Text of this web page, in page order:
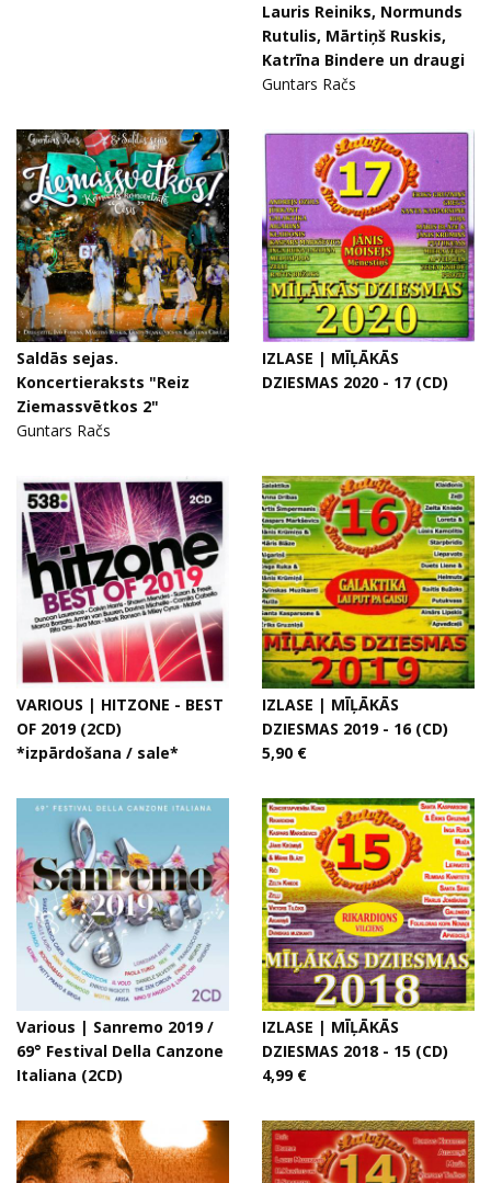
Lauris Reiniks, Normunds
Rutulis, Mārtiņš Ruskis,
Katrīna Bindere un draugi
Guntars Račs
Saldās sejas.
Koncertieraksts "Reiz
Ziemassvētkos 2"
Guntars Račs
IZLASE | MĪĻĀKĀS
DZIESMAS 2020 - 17 (CD)
VARIOUS | HITZONE - BEST
OF 2019 (2CD)
*izpārdošana / sale*
IZLASE | MĪĻĀKĀS
DZIESMAS 2019 - 16 (CD)
5,90 €
Various | Sanremo 2019 /
69° Festival Della Canzone
Italiana (2CD)
IZLASE | MĪĻĀKĀS
DZIESMAS 2018 - 15 (CD)
4,99 €